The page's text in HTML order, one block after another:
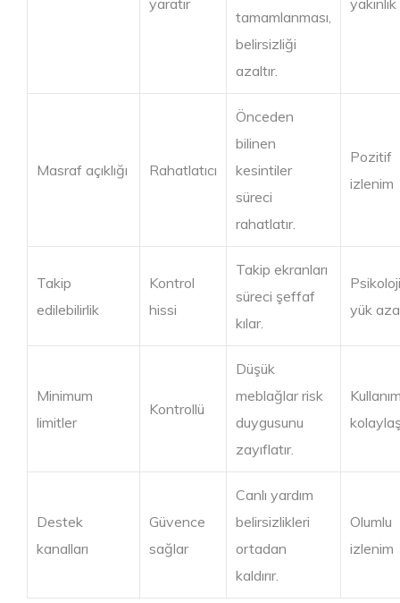
yaratır
tamamlanması,
belirsizliği
azaltır.
yakınlık
Masraf açıklığı Rahatlatıcı
Önceden
bilinen
kesintiler
süreci
rahatlatır.
Pozitif
izlenim
Takip
edilebilirlik
Kontrol
hissi
Takip ekranları
süreci şeffaf
kılar.
yük
Minimum
limitler
Kontrollü
Düşük
meblağlar risk
duygusunu
zayıflatır.
Destek
kanalları
Güvence
sağlar
Canlı yardım
belirsizlikleri
ortadan
kaldırır.
Olumlu
izlenim